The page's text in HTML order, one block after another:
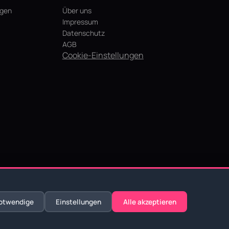
Über uns
Impressum
Datenschutz
AGB
Cookie-Einstellungen
Einstellungen Alle akzeptieren